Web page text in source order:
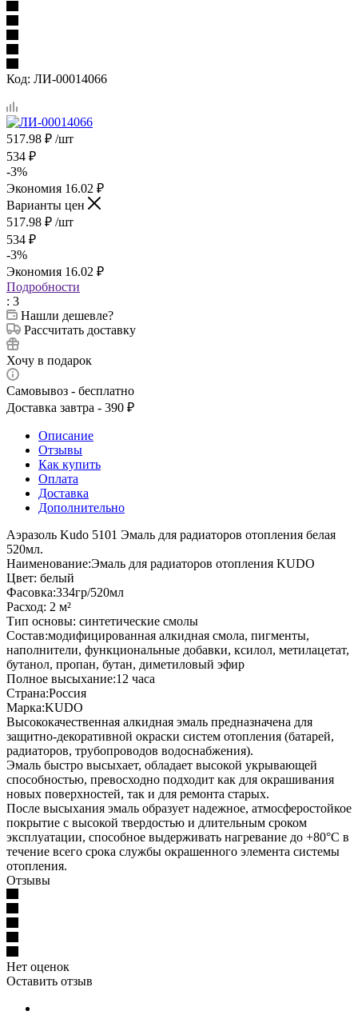
Код: ЛИ-00014066
517.98 ₽ /шт
534 ₽
-3%
Экономия 16.02 ₽
Варианты цен
517.98 ₽ /шт
534 ₽
-3%
Экономия 16.02 ₽
Подробности
: 3
Нашли дешевле?
Рассчитать доставку
Хочу в подарок
Самовывоз - бесплатно
Доставка завтра - 390 ₽
Описание
Отзывы
Как купить
Оплата
Доставка
Дополнительно
Аэразоль Kudo 5101 Эмаль для радиаторов отопления белая
520мл.
Наименование:Эмаль для радиаторов отопления KUDO
Цвет: белый
Фасовка:334гр/520мл
Расход: 2 м²
Тип основы: синтетические смолы
Состав:модифицированная алкидная смола, пигменты,
наполнители, функциональные добавки, ксилол, метилацетат,
бутанол, пропан, бутан, диметиловый эфир
Полное высыхание:12 часа
Страна:Россия
Марка:KUDO
Высококачественная алкидная эмаль предназначена для
защитно-декоративной окраски систем отопления (батарей,
радиаторов, трубопроводов водоснабжения).
Эмаль быстро высыхает, обладает высокой укрывающей
способностью, превосходно подходит как для окрашивания
новых поверхностей, так и для ремонта старых.
После высыхания эмаль образует надежное, атмосферостойкое
покрытие с высокой твердостью и длительным сроком
эксплуатации, способное выдерживать нагревание до +80°С в
течение всего срока службы окрашенного элемента системы
отопления.
Отзывы
Нет оценок
Оставить отзыв